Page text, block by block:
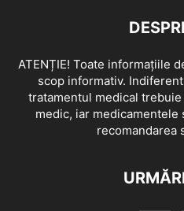
ATENȚIE! Toate informațiile
scop informativ.
tratamentul medical
medic, iar medicamentele
recomandarea